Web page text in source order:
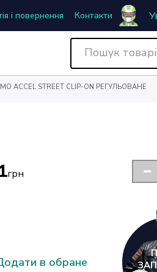
і повернення Контакти
ACCEL STREET CLIP-ON РЕГУЛЬОВАНЕ
грн
в обране